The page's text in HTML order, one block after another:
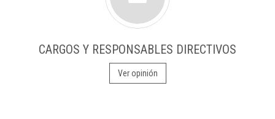
CARGOS Y RESPONSABLES DIRECTIVOS
Ver opinión